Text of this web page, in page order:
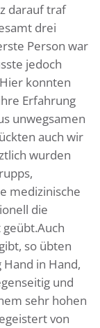
darauf traf
drei
Person war
jedoch
konnten
Erfahrung
unwegsamen
auch wir
wurden
medizinische
die
so übten
in Hand,
und
sehr hohen
von